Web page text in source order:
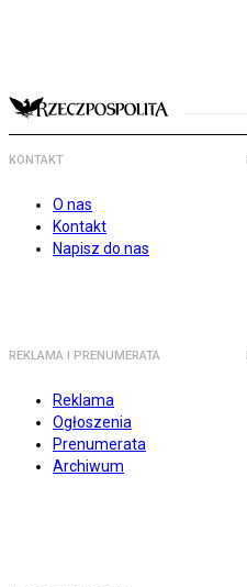
KONTAKT
O nas
Kontakt
Napisz do nas
REKLAMA I PRENUMERATA
Reklama
Ogłoszenia
Prenumerata
Archiwum